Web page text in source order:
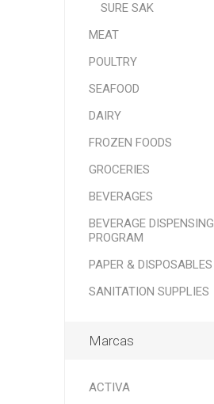
SURE SAK
MEAT
POULTRY
SEAFOOD
DAIRY
FROZEN FOODS
GROCERIES
BEVERAGES
BEVERAGE DISPENSING
PROGRAM
PAPER & DISPOSABLES
SANITATION SUPPLIES
Marcas
ACTIVA